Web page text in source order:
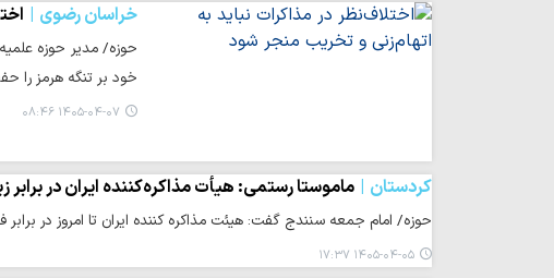
خراسان رضوی
حوزه/ مدیر حوزه
خود بر تنگه هرمز را
۱۴۰۵-۰۴-۰۷ ۰۸:۴۶
کردستان ماموستا رستمی: هیأت مذاکره‌کننده ایران در
حوزه/ امام جمعه سنندج گفت: هیئت مذاکره کننده ایران تا امروز در
۱۴۰۵-۰۴-۰۵ ۱۷:۳۷